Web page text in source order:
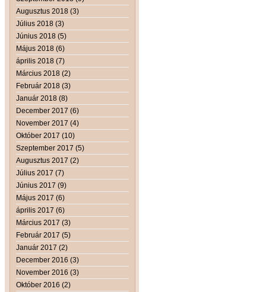
Augusztus 2018 (3)
Július 2018 (3)
Június 2018 (5)
Május 2018 (6)
április 2018 (7)
Március 2018 (2)
Február 2018 (3)
Január 2018 (8)
December 2017 (6)
November 2017 (4)
Október 2017 (10)
Szeptember 2017 (5)
Augusztus 2017 (2)
Július 2017 (7)
Június 2017 (9)
Május 2017 (6)
április 2017 (6)
Március 2017 (3)
Február 2017 (5)
Január 2017 (2)
December 2016 (3)
November 2016 (3)
Október 2016 (2)